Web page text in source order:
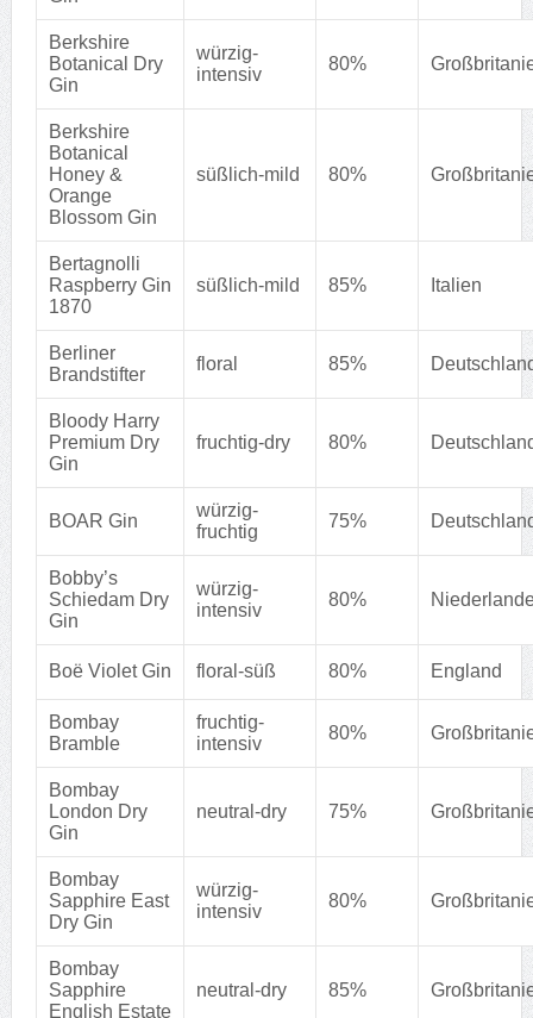
Berkshire
Botanical Dry
Gin
würzig-
intensiv
80%
Berkshire
Botanical
Honey &
Orange
Blossom Gin
süßlich-mild 80%
Bertagnolli
Raspberry Gin
1870
süßlich-mild 85% Italien
Berliner
Brandstifter
floral 85%
Bloody Harry
Premium Dry
Gin
fruchtig-dry 80%
BOAR Gin
würzig-
fruchtig
75%
Bobby’s
Schiedam Dry
Gin
würzig-
intensiv
80%
Boë Violet Gin floral-süß 80% England
Bombay
Bramble
fruchtig-
intensiv
80%
Bombay
London Dry
Gin
neutral-dry 75%
Bombay
Sapphire East
Dry Gin
würzig-
intensiv
80%
Bombay
Sapphire
English Estate
neutral-dry 85%